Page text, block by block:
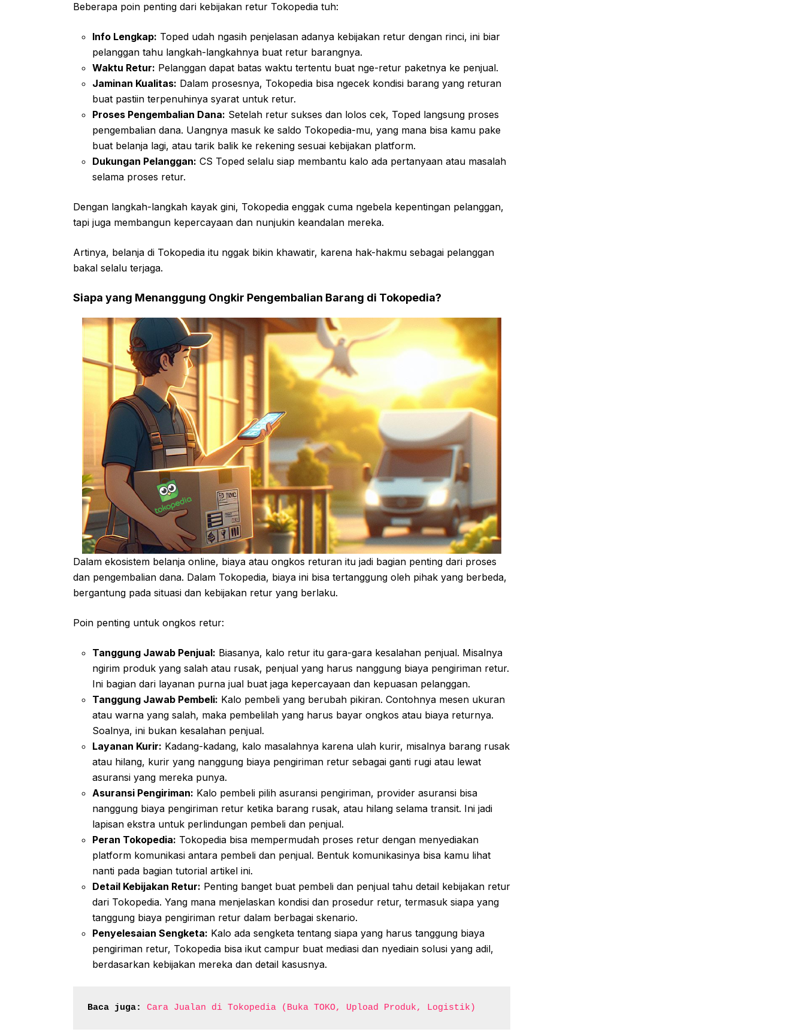
Beberapa poin penting dari kebijakan retur Tokopedia tuh:
Info Lengkap: Toped udah ngasih penjelasan adanya kebijakan retur dengan rinci, ini biar
pelanggan tahu langkah-langkahnya buat retur barangnya.
Waktu Retur: Pelanggan dapat batas waktu tertentu buat nge-retur paketnya ke penjual.
Jaminan Kualitas: Dalam prosesnya, Tokopedia bisa ngecek kondisi barang yang returan
buat pastiin terpenuhinya syarat untuk retur.
Proses Pengembalian Dana: Setelah retur sukses dan lolos cek, Toped langsung proses
pengembalian dana. Uangnya masuk ke saldo Tokopedia-mu, yang mana bisa kamu pake
buat belanja lagi, atau tarik balik ke rekening sesuai kebijakan platform.
Dukungan Pelanggan: CS Toped selalu siap membantu kalo ada pertanyaan atau masalah
selama proses retur.
Dengan langkah-langkah kayak gini, Tokopedia enggak cuma ngebela kepentingan pelanggan,
tapi juga membangun kepercayaan dan nunjukin keandalan mereka.
Artinya, belanja di Tokopedia itu nggak bikin khawatir, karena hak-hakmu sebagai pelanggan
bakal selalu terjaga.
Siapa yang Menanggung Ongkir Pengembalian Barang di Tokopedia?
Dalam ekosistem belanja online, biaya atau ongkos returan itu jadi bagian penting dari proses
dan pengembalian dana. Dalam Tokopedia, biaya ini bisa tertanggung oleh pihak yang berbeda,
bergantung pada situasi dan kebijakan retur yang berlaku.
Poin penting untuk ongkos retur:
Tanggung Jawab Penjual: Biasanya, kalo retur itu gara-gara kesalahan penjual. Misalnya
ngirim produk yang salah atau rusak, penjual yang harus nanggung biaya pengiriman retur.
Ini bagian dari layanan purna jual buat jaga kepercayaan dan kepuasan pelanggan.
Tanggung Jawab Pembeli: Kalo pembeli yang berubah pikiran. Contohnya mesen ukuran
atau warna yang salah, maka pembelilah yang harus bayar ongkos atau biaya returnya.
Soalnya, ini bukan kesalahan penjual.
Layanan Kurir: Kadang-kadang, kalo masalahnya karena ulah kurir, misalnya barang rusak
atau hilang, kurir yang nanggung biaya pengiriman retur sebagai ganti rugi atau lewat
asuransi yang mereka punya.
Asuransi Pengiriman: Kalo pembeli pilih asuransi pengiriman, provider asuransi bisa
nanggung biaya pengiriman retur ketika barang rusak, atau hilang selama transit. Ini jadi
lapisan ekstra untuk perlindungan pembeli dan penjual.
Peran Tokopedia: Tokopedia bisa mempermudah proses retur dengan menyediakan
platform komunikasi antara pembeli dan penjual. Bentuk komunikasinya bisa kamu lihat
nanti pada bagian tutorial artikel ini.
Detail Kebijakan Retur: Penting banget buat pembeli dan penjual tahu detail kebijakan retur
dari Tokopedia. Yang mana menjelaskan kondisi dan prosedur retur, termasuk siapa yang
tanggung biaya pengiriman retur dalam berbagai skenario.
Penyelesaian Sengketa: Kalo ada sengketa tentang siapa yang harus tanggung biaya
pengiriman retur, Tokopedia bisa ikut campur buat mediasi dan nyediain solusi yang adil,
berdasarkan kebijakan mereka dan detail kasusnya.
Baca juga: Cara Jualan di Tokopedia (Buka TOKO, Upload Produk, Logistik)